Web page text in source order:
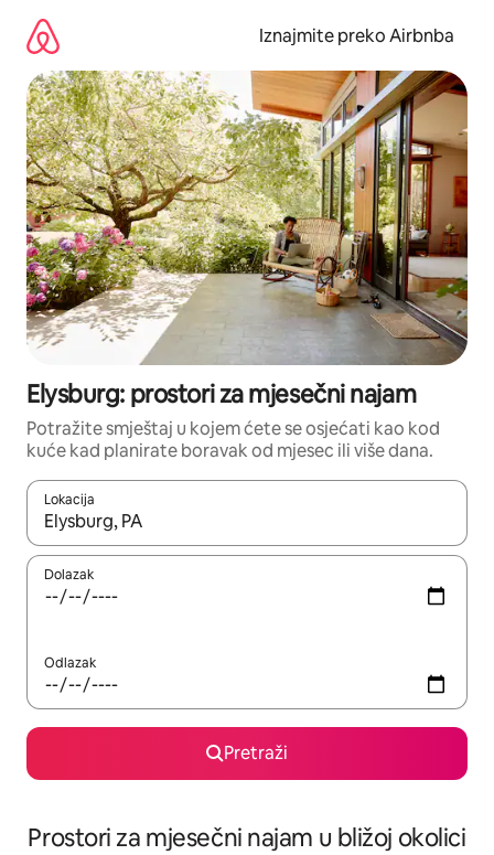
sadržaj
Iznajmite preko Airbnba
Elysburg: prostori za mjesečni najam
Potražite smještaj u kojem ćete se osjećati kao kod
kuće kad planirate boravak od mjesec ili više dana.
Lokacija
Kada budu dostupni rezultati, moći ćete ih pregledati
Dolazak
Odlazak
Pretraži
Prostori za mjesečni najam u bližoj okolici